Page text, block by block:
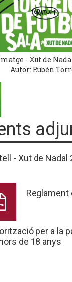
- Xut de
Autor: Rubén
- Xut de Nadal
Reglament
per a la
de 18 anys